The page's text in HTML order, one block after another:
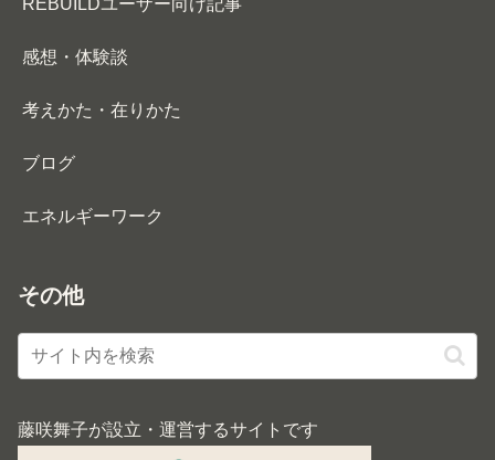
REBUILDユーザー向け記事
感想・体験談
考えかた・在りかた
ブログ
エネルギーワーク
その他
藤咲舞子が設立・運営するサイトです